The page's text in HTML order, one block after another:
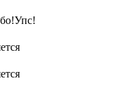
Упс!